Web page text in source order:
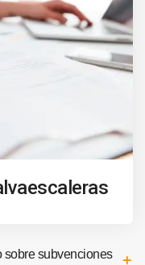
sobre subvenciones